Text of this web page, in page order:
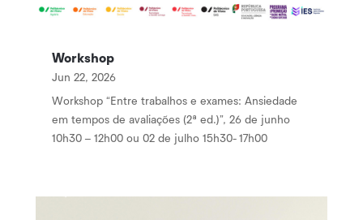
Workshop
Jun 22, 2026
Workshop “Entre trabalhos e exames: Ansiedade
em tempos de avaliações (2ª ed.)”, 26 de junho
10h30 – 12h00 ou 02 de julho 15h30- 17h00